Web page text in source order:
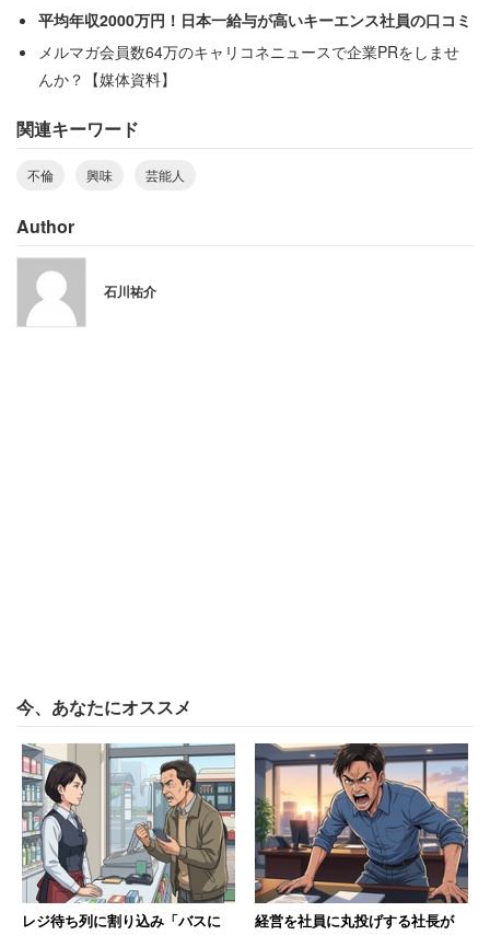
他にも「わざわざスポンサー調べて晒したり凄い根気だな
あと思った」という人も。不倫した人が出演しているドラ
う、ネット上で促す人の熱意に驚きを隠せない様子だ。
「ベッキーがテレビに出てても何も思わない」という人も
いた。
ただ、中には「不倫ニュースで悪者にされてる方が逆に被
害者だったりとかあり得そう」という憶測が出てくるよう
に、報道だけではどうしても事の全体像を知ることはでき
ない。「不倫したやつが悪い！」と安易に考え、当事者を
攻撃するべきではないだろう。
平均年収2000万円！日本一給与が高いキーエンス社員の口コミ
メルマガ会員数64万のキャリコネニュースで企業PRをしませ
んか？【媒体資料】
関連キーワード
不倫 興味 芸能人
Author
石川祐介
今、あなたにオススメ
レジ待ち列に割り込み「バスに
経営を社員に丸投げする社長が